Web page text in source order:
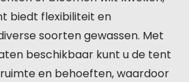
biedt flexibiliteit en
soorten gewassen. Met
beschikbaar kunt u de tent
en behoeften, waardoor